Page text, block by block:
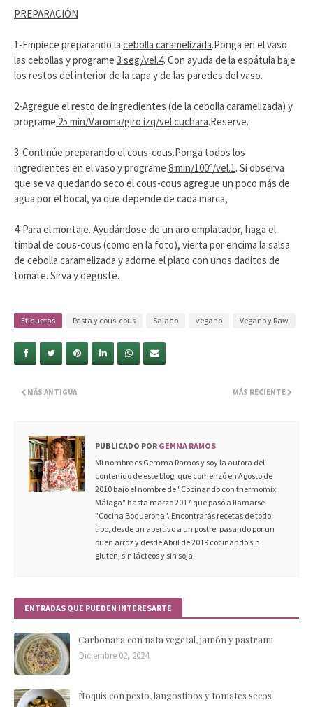
PREPARACIÓN
1-Empiece preparando la cebolla caramelizada.Ponga en el vaso
las cebollas y programe 3 seg/vel.4. Con ayuda de la espátula baje
los restos del interior de la tapa y de las paredes del vaso.
2-Agregue el resto de ingredientes (de la cebolla caramelizada) y
programe 25 min/Varoma/giro izq/vel.cuchara.Reserve.
3-Continúe preparando el cous-cous.Ponga todos los
ingredientes en el vaso y programe 8 min/100º/vel.1. Si observa
que se va quedando seco el cous-cous agregue un poco más de
agua por el bocal, ya que depende de cada marca,
4-Para el montaje. Ayudándose de un aro emplatador, haga el
timbal de cous-cous (como en la foto), vierta por encima la salsa
de cebolla caramelizada y adorne el plato con unos daditos de
tomate. Sirva y deguste.
Etiquetas Pasta y cous-cous Salado vegano Vegano y Raw
MÁS RECIENTE
MÁS ANTIGUA
PUBLICADO POR GEMMA RAMOS
Mi nombre es Gemma Ramos y soy la autora del
contenido de este blog, que comenzó en Agosto de
2010 bajo el nombre de "Cocinando con thermomix
Málaga" hasta marzo 2017 que pasó a llamarse
"Cocina Boquerona". Encontrarás recetas de todo
tipo, desde un apertivo a un postre, pasando por un
buen arroz y desde Abril de 2019 cocinando sin
gluten, sin lácteos y sin soja.
ENTRADAS QUE PUEDEN INTERESARTE
Carbonara con nata vegetal, jamón y pastrami
Diciembre 02, 2024
Ñoquis con pesto, langostinos y tomates secos